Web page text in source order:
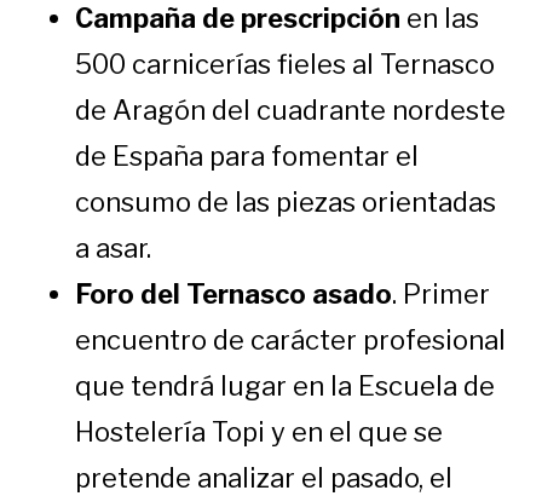
Campaña de prescripción en las
500 carnicerías fieles al Ternasco
de Aragón del cuadrante nordeste
de España para fomentar el
consumo de las piezas orientadas
a asar.
Foro del Ternasco asado. Primer
encuentro de carácter profesional
que tendrá lugar en la Escuela de
Hostelería Topi y en el que se
pretende analizar el pasado, el